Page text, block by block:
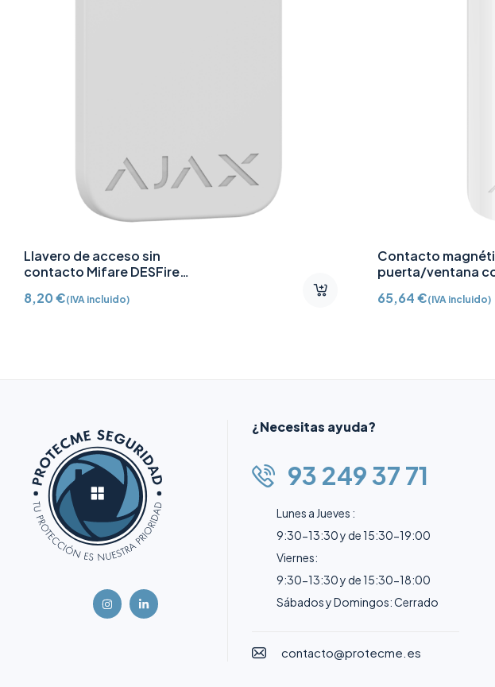
Llavero de acceso sin
contacto Mifare DESFire
8,20€(IVA incluido)
Contacto
puerta/ventana
inclinación AJ-
65,64€(IVA incluido)
¿Necesitas ayuda?
93 249 37 71
Lunes a Jueves :
9:30-13:30 y de 15:30-19:00
Viernes:
9:30-13:30 y de 15:30-18:00
Sábados y Domingos: Cerrado
contacto@protecme.es